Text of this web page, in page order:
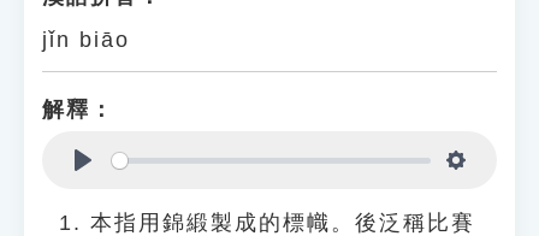
貓頭鷹博士
jǐn biāo
解釋：
本指用錦緞製成的標幟。後泛稱比賽